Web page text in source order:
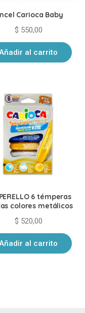
Carioca Baby
$ 550,00
al carrito
6 témperas
colores metálicos
$ 520,00
al carrito